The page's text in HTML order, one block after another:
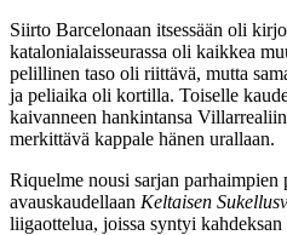
Siirto Barcelonaan itsessään oli
katalonialaisseurassa oli kaikkea
pelillinen taso oli riittävä, mutta
ja peliaika oli kortilla. Toiselle
kaivanneen hankintansa
merkittävä kappale hänen urallaan.
Riquelme nousi sarjan
avauskaudellaan Keltaisen
liigaottelua, joissa syntyi kahdeksan